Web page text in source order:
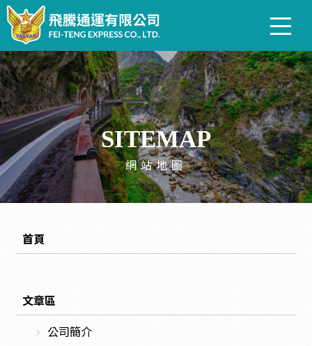
關於飛騰
車型介紹
服務項目
SITEMAP
網站地圖
首頁
文章區
公司簡介